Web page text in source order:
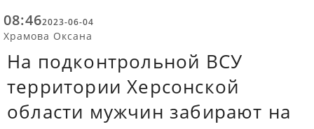
08:462023-06-04
Храмова Оксана
На подконтрольной ВСУ
территории Херсонской
области мужчин забирают на